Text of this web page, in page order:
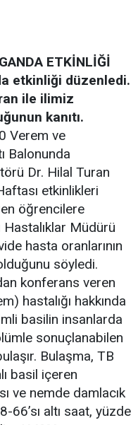
ETKİNLİĞİ
etkinliği düzenledi.
ile ilimiz
kanıtı.
Verem ve
Balonunda
Dr. Hilal Turan
etkinlikleri
öğrencilere
Hastalıklar Müdürü
hasta oranlarının
söyledi.
konferans veren
hastalığı hakkında
basilin insanlarda
sonuçlanabilen
Bulaşma, TB
basil içeren
ve nemde damlacık
altı saat, yüzde